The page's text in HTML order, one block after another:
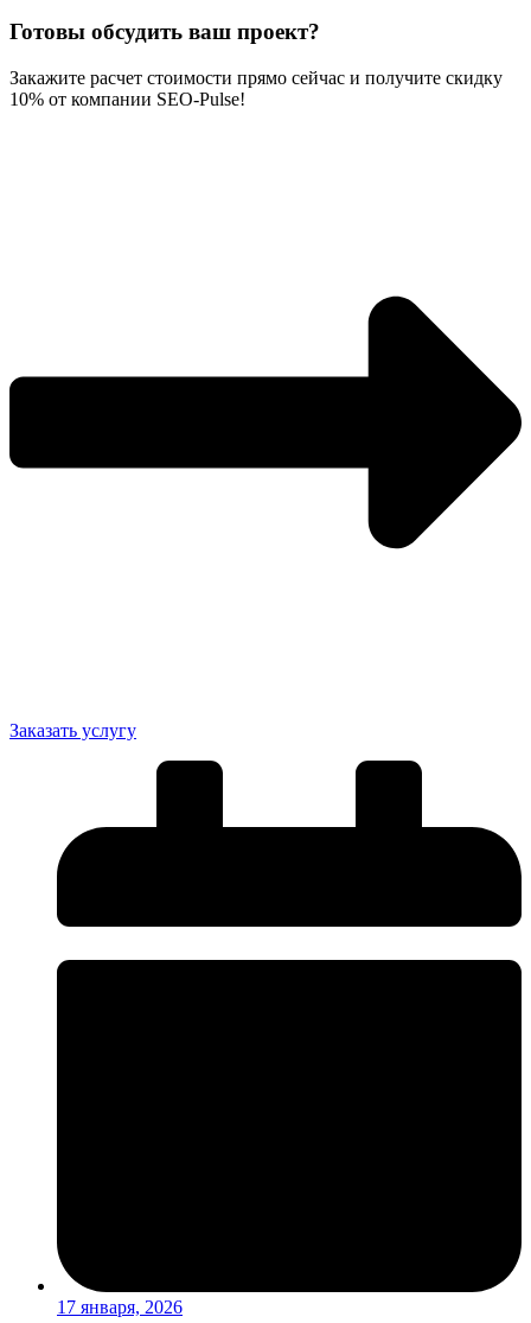
Готовы обсудить ваш проект?
Закажите расчет стоимости прямо сейчас и получите скидку
10% от компании SEO-Pulse!
Заказать услугу
17 января, 2026